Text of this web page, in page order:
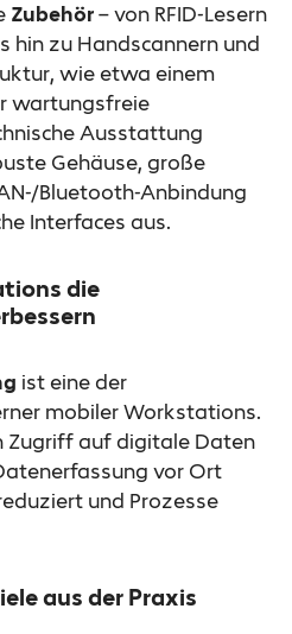
Zubehör– von RFID-Lesern
hin zu Handscannern und
wie etwa einem
wartungsfreie
Ausstattung
Gehäuse, große
Bluetooth-Anbindung
Interfaces aus.
die
ist eine der
mobiler Workstations.
Zugriff auf digitale Daten
vor Ort
und Prozesse
aus der Praxis